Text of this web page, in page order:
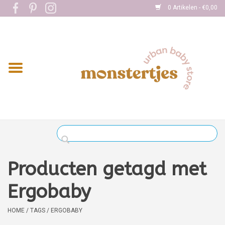
0 Artikelen - €0,00
Home
Kleding
Verzorging
Boekjes
Producten getagd met
Ergobaby
HOME / TAGS / ERGOBABY